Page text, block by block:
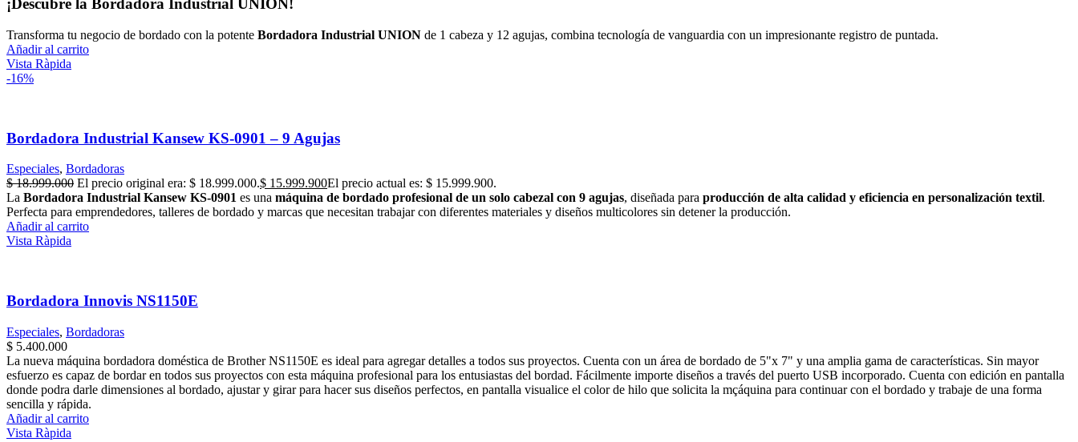
¡Descubre la Bordadora Industrial UNION!
Transforma tu negocio de bordado con la potente Bordadora Industrial UNION de 1 cabeza y 12 agujas, combina tecnología de vanguardia con un impresionante registro de puntada.
Añadir al carrito
Vista Ràpida
-16%
Bordadora Industrial Kansew KS-0901 – 9 Agujas
Especiales, Bordadoras
$18.999.000 El precio original era: $ 18.999.000.$ 15.999.900El precio actual es: $ 15.999.900.
La Bordadora Industrial Kansew KS-0901 es una máquina de bordado profesional de un solo cabezal con 9 agujas, diseñada para producción de alta calidad y eficiencia en personalización textil.
Perfecta para emprendedores, talleres de bordado y marcas que necesitan trabajar con diferentes materiales y diseños multicolores sin detener la producción.
Añadir al carrito
Vista Ràpida
Bordadora Innovis NS1150E
Especiales, Bordadoras
$ 5.400.000
La nueva máquina bordadora doméstica de Brother NS1150E es ideal para agregar detalles a todos sus proyectos. Cuenta con un área de bordado de 5"x 7" y una amplia gama de características. Sin mayor
esfuerzo es capaz de bordar en todos sus proyectos con esta máquina profesional para los entusiastas del bordad. Fácilmente importe diseños a través del puerto USB incorporado. Cuenta con edición en pantalla
donde podra darle dimensiones al bordado, ajustar y girar para hacer sus diseños perfectos, en pantalla visualice el color de hilo que solicita la mçáquina para continuar con el bordado y trabaje de una forma
sencilla y rápida.
Añadir al carrito
Vista Ràpida